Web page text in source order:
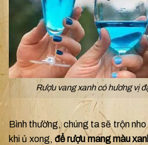
Rượu vang xanh có hương vị
Bình thường, chúng ta sẽ trộn
khi ủ xong, để rượu mang màu